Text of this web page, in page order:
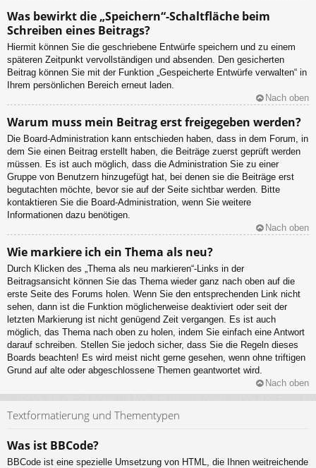
Was bewirkt die „Speichern“-Schaltfläche beim
Schreiben eines Beitrags?
Hiermit können Sie die geschriebene Entwürfe speichern und zu einem
späteren Zeitpunkt vervollständigen und absenden. Den gesicherten
Beitrag können Sie mit der Funktion „Gespeicherte Entwürfe verwalten“ in
Ihrem persönlichen Bereich erneut laden.
Nach oben
Warum muss mein Beitrag erst freigegeben werden?
Die Board-Administration kann entschieden haben, dass in dem Forum, in
dem Sie einen Beitrag erstellt haben, die Beiträge zuerst geprüft werden
müssen. Es ist auch möglich, dass die Administration Sie zu einer
Gruppe von Benutzern hinzugefügt hat, bei denen sie die Beiträge erst
begutachten möchte, bevor sie auf der Seite sichtbar werden. Bitte
kontaktieren Sie die Board-Administration, wenn Sie weitere
Informationen dazu benötigen.
Nach oben
Wie markiere ich ein Thema als neu?
Durch Klicken des „Thema als neu markieren“-Links in der
Beitragsansicht können Sie das Thema wieder ganz nach oben auf die
erste Seite des Forums holen. Wenn Sie den entsprechenden Link nicht
sehen, dann ist die Funktion möglicherweise deaktiviert oder seit der
letzten Markierung ist nicht genügend Zeit vergangen. Es ist auch
möglich, das Thema nach oben zu holen, indem Sie einfach eine Antwort
darauf schreiben. Stellen Sie jedoch sicher, dass Sie die Regeln dieses
Boards beachten! Es wird meist nicht gerne gesehen, wenn ohne triftigen
Grund auf alte oder abgeschlossene Themen geantwortet wird.
Nach oben
Textformatierung und Thementypen
Was ist BBCode?
BBCode ist eine spezielle Umsetzung von HTML, die Ihnen weitreichende